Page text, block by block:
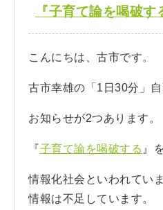
『子育て論を喝破
こんにちは、古市です。
古市幸雄の「1日30分
お知らせが2つあります。
『子育て論を喝破する 』
情報化社会といわれてい
情報は不足しています。